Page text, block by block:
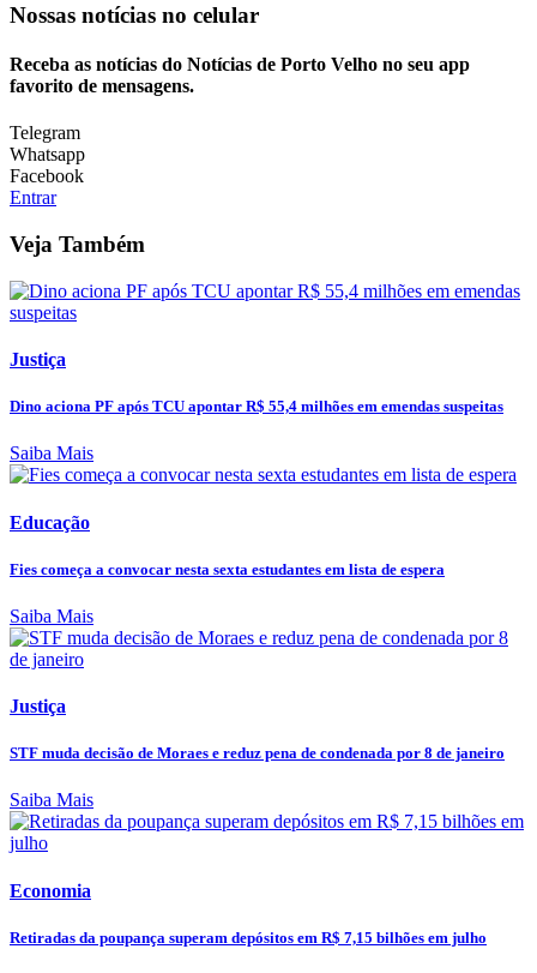
Nossas notícias no celular
Receba as notícias do Notícias de Porto Velho no seu app
favorito de mensagens.
Telegram
Whatsapp
Facebook
Entrar
Veja Também
Justiça
Dino aciona PF após TCU apontar R$ 55,4 milhões em emendas suspeitas
Saiba Mais
Educação
Fies começa a convocar nesta sexta estudantes em lista de espera
Saiba Mais
Justiça
STF muda decisão de Moraes e reduz pena de condenada por 8 de janeiro
Saiba Mais
Economia
Retiradas da poupança superam depósitos em R$ 7,15 bilhões em julho